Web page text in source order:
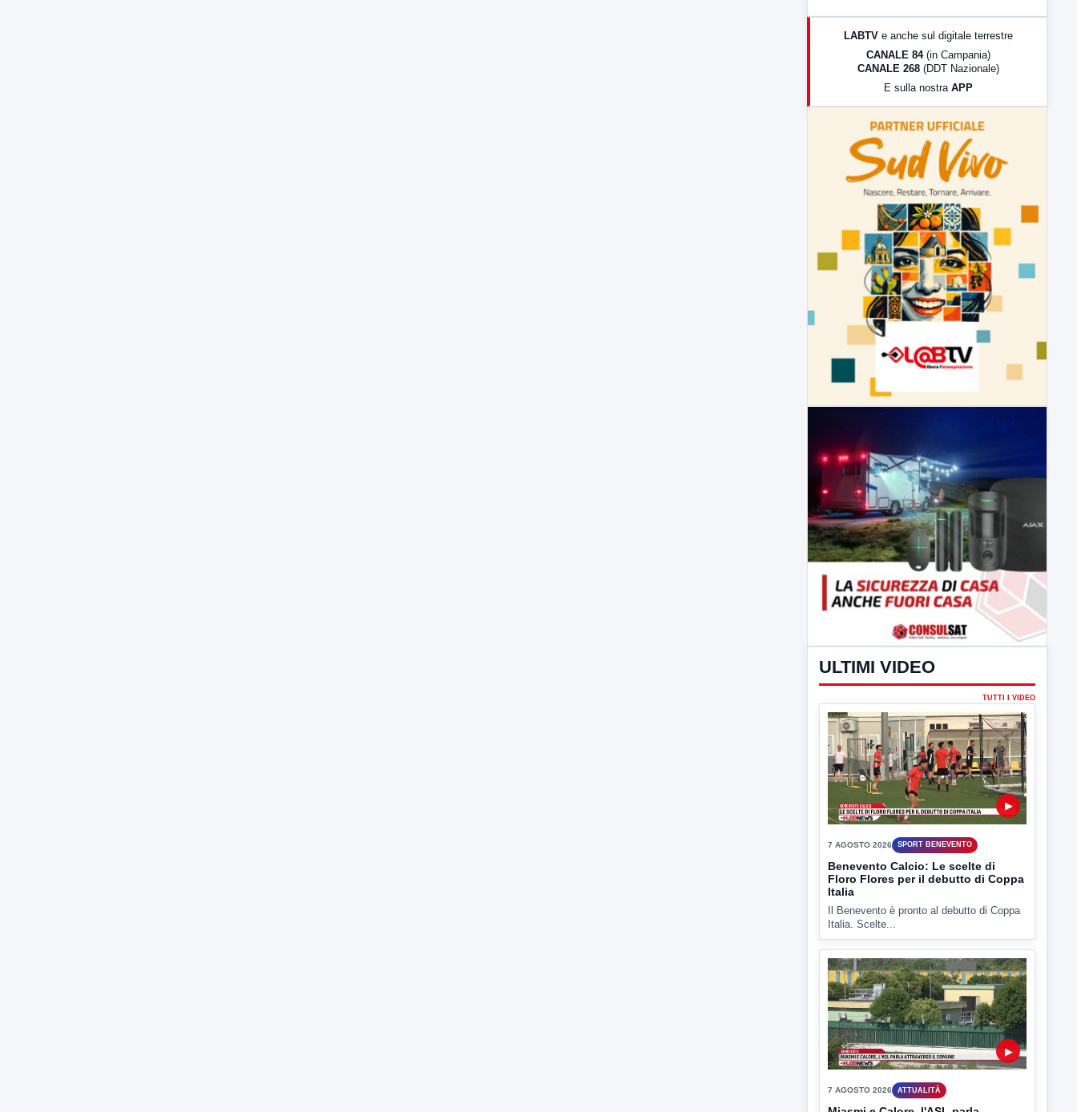
LabNews (Diretta)
LabNews (replica)
LABTV e anche sul digitale terrestre
CANALE 84 (in Campania)
CANALE 268 (DDT Nazionale)
E sulla nostra APP
ULTIMI VIDEO
TUTTI I VIDEO
▶
Benevento Calcio: Le scelte di
Floro Flores per il debutto di Coppa
Italia
Il Benevento è pronto al debutto di Coppa
Italia. Scelte...